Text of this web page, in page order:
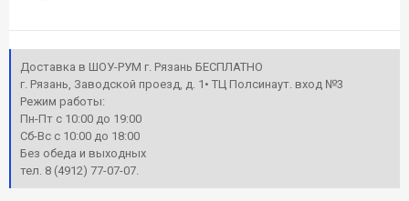
Доставка в ШОУ-РУМ г. Рязань БЕСПЛАТНО
г. Рязань, Заводской проезд, д. 1• ТЦ Полсинаут. вход №3
Режим работы:
Пн-Пт с 10:00 до 19:00
Сб-Вс с 10:00 до 18:00
Без обеда и выходных
тел. 8 (4912) 77-07-07.